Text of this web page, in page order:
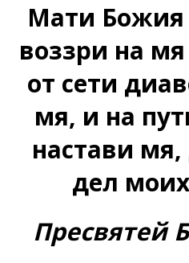
Мати Божия
воззри на
от сети
мя, и на
настави
дел
Пресвятей